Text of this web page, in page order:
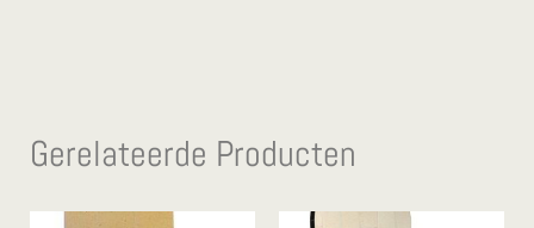
Gerelateerde Producten